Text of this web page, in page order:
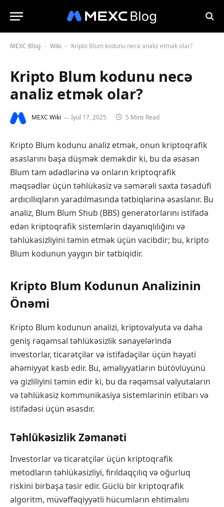
MEXC Blog - Wiki - Kripto Blum kodunu necə analiz etmək olar?
Kripto Blum kodunu necə
analiz etmək olar?
MEXC Wiki İyul 17, 2025 5 Mins Read
Kripto Blum kodunu analiz etmək, onun kriptoqrafik
əsaslarını başa düşmək deməkdir ki, bu da əsasən
Blum tam ədədlərinə və onların kriptoqrafik
məqsədlər üçün təhlükəsiz və səmərəli saxta təsadüfi
ardıcıllıqların yaradılmasında tətbiqlərinə əsaslanır. Bu
analiz, Blum Blum Shub (BBS) generatorlarını istifadə
edən kriptoqrafik sistemlərin dayanıqlılığını və
təhlükəsizliyini təmin etmək üçün vacibdir; bu, kripto
Blum kodunun yaygın bir tətbiqidir.
Kripto Blum Kodunun Analizinin
Önəmi
Kripto Blum kodunun analizi, kriptovalyuta və daha
geniş rəqəmsal təhlükəsizlik sənayelərində
investorlar, ticarətçilər və istifadəçilər üçün həyati
əhəmiyyət kəsb edir. Bu, əməliyyatların bütövlüyünü
və gizliliyini təmin edir ki, bu da rəqəmsal valyutaların
və təhlükəsiz kommunikasiya sistemlərinin etibarı və
istifadəsi üçün əsasdır.
Təhlükəsizlik Zəmanəti
Investorlar və ticarətçilər üçün kriptoqrafik
metodların təhlükəsizliyi, fırıldaqçılıq və oğurluq
riskini birbaşa təsir edir. Güclü bir kriptoqrafik
algoritm, müvəffəqiyyətli hücumların ehtimalını